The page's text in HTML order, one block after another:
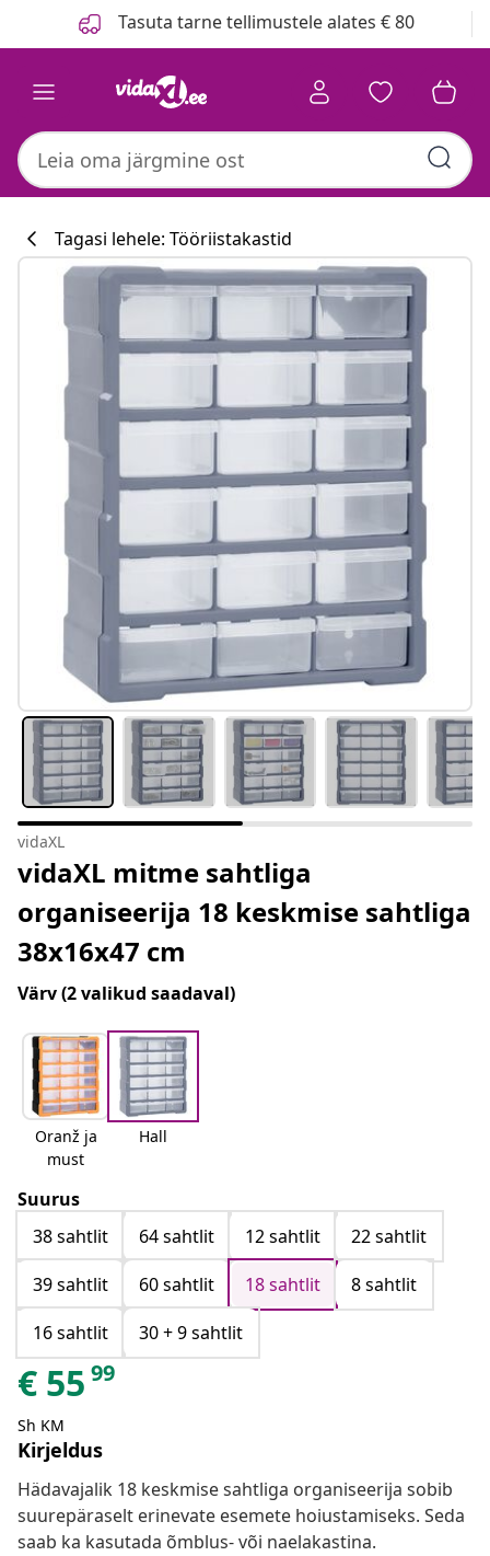
Tasuta tarne tellimustele alates € 80
#sharemevidaxl
Tagasi lehele: Tööriistakastid
vidaXL
vidaXL mitme sahtliga
organiseerija 18 keskmise sahtliga
38x16x47 cm
Värv(2 valikud saadaval)
Oranž ja
must
Hall
Suurus
38 sahtlit
64 sahtlit 12 sahtlit
22 sahtlit
39 sahtlit
60 sahtlit 18 sahtlit
8 sahtlit
16 sahtlit
30 + 9 sahtlit
€ 55 99
Sh KM
Kirjeldus
Hädavajalik 18 keskmise sahtliga organiseerija sobib
suurepäraselt erinevate esemete hoiustamiseks. Seda
saab ka kasutada õmblus- või naelakastina.